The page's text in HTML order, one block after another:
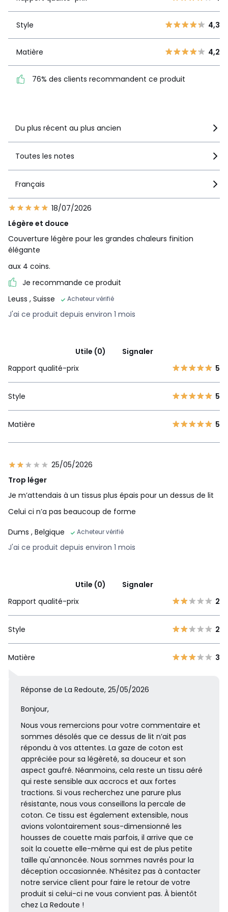
1 16
2
3 22
recommandent ce produit
Style 4,3
Matière 4,2
76% des clients recommandent ce produit
Du plus récent au plus ancien
Toutes les notes
Français
18/07/2026
Légère et douce
Couverture légère pour les grandes chaleurs finition
élégante
aux 4 coins.
Je recommande ce produit
Leuss , Suisse Acheteur vérifié
J'ai ce produit depuis environ 1 mois
Utile (0)
Signaler
Rapport qualité-prix
5
Style 5
Matière 5
25/05/2026
Trop léger
Je m’attendais à un tissus plus épais pour un dessus de lit
Celui ci n’a pas beaucoup de forme
Dums , Belgique Acheteur vérifié
J'ai ce produit depuis environ 1 mois
Utile (0)
Signaler
Rapport qualité-prix
2
Style 2
Matière 3
Réponse de La Redoute, 25/05/2026
Bonjour,
Nous vous remercions pour votre commentaire et
sommes désolés que ce dessus de lit n’ait pas
répondu à vos attentes. La gaze de coton est
appréciée pour sa légèreté, sa douceur et son
aspect gaufré. Néanmoins, cela reste un tissu aéré
qui reste sensible aux accrocs et aux fortes
tractions. Si vous recherchez une parure plus
résistante, nous vous conseillons la percale de
coton. Ce tissu est également extensible, nous
avions volontairement sous-dimensionné les
housses de couette mais parfois, il arrive que ce
soit la couette elle-même qui est de plus petite
taille qu'annoncée. Nous sommes navrés pour la
déception occasionnée. N’hésitez pas à contacter
notre service client pour faire le retour de votre
produit si celui-ci ne vous convient pas. À bientôt
chez La Redoute !